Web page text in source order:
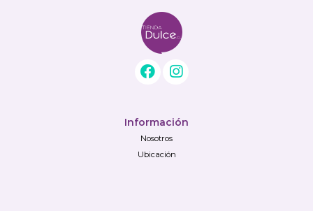
Información
Nosotros
Ubicación